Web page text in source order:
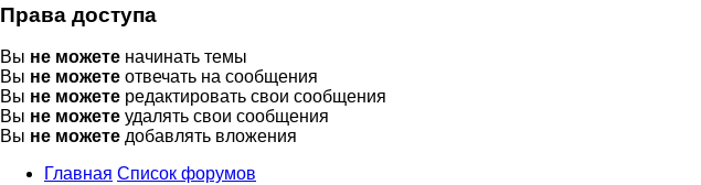
Права доступа
Вы не можете начинать темы
Вы не можете отвечать на сообщения
Вы не можете редактировать свои сообщения
Вы не можете удалять свои сообщения
Вы не можете добавлять вложения
Главная Список форумов